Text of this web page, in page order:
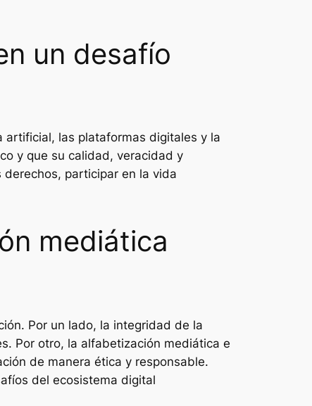
un desafío
artificial, las plataformas digitales y la
y que su calidad, veracidad y
participar en la vida
mediática
Por un lado, la integridad de la
Por otro, la alfabetización mediática e
de manera ética y responsable.
del ecosistema digital